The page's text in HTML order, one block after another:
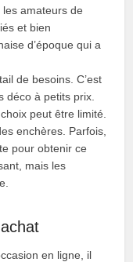
amateurs de
et bien
d’époque qui a
de besoins. C’est
déco à petits prix.
peut être limité.
enchères. Parfois,
pour obtenir ce
mais les
en ligne, il